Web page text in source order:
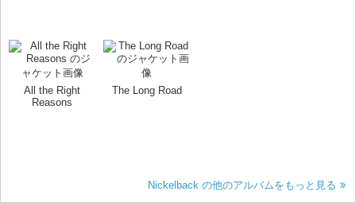
All the Right
Reasons
The Long Road
Nickelback の他のアルバムをもっと見る